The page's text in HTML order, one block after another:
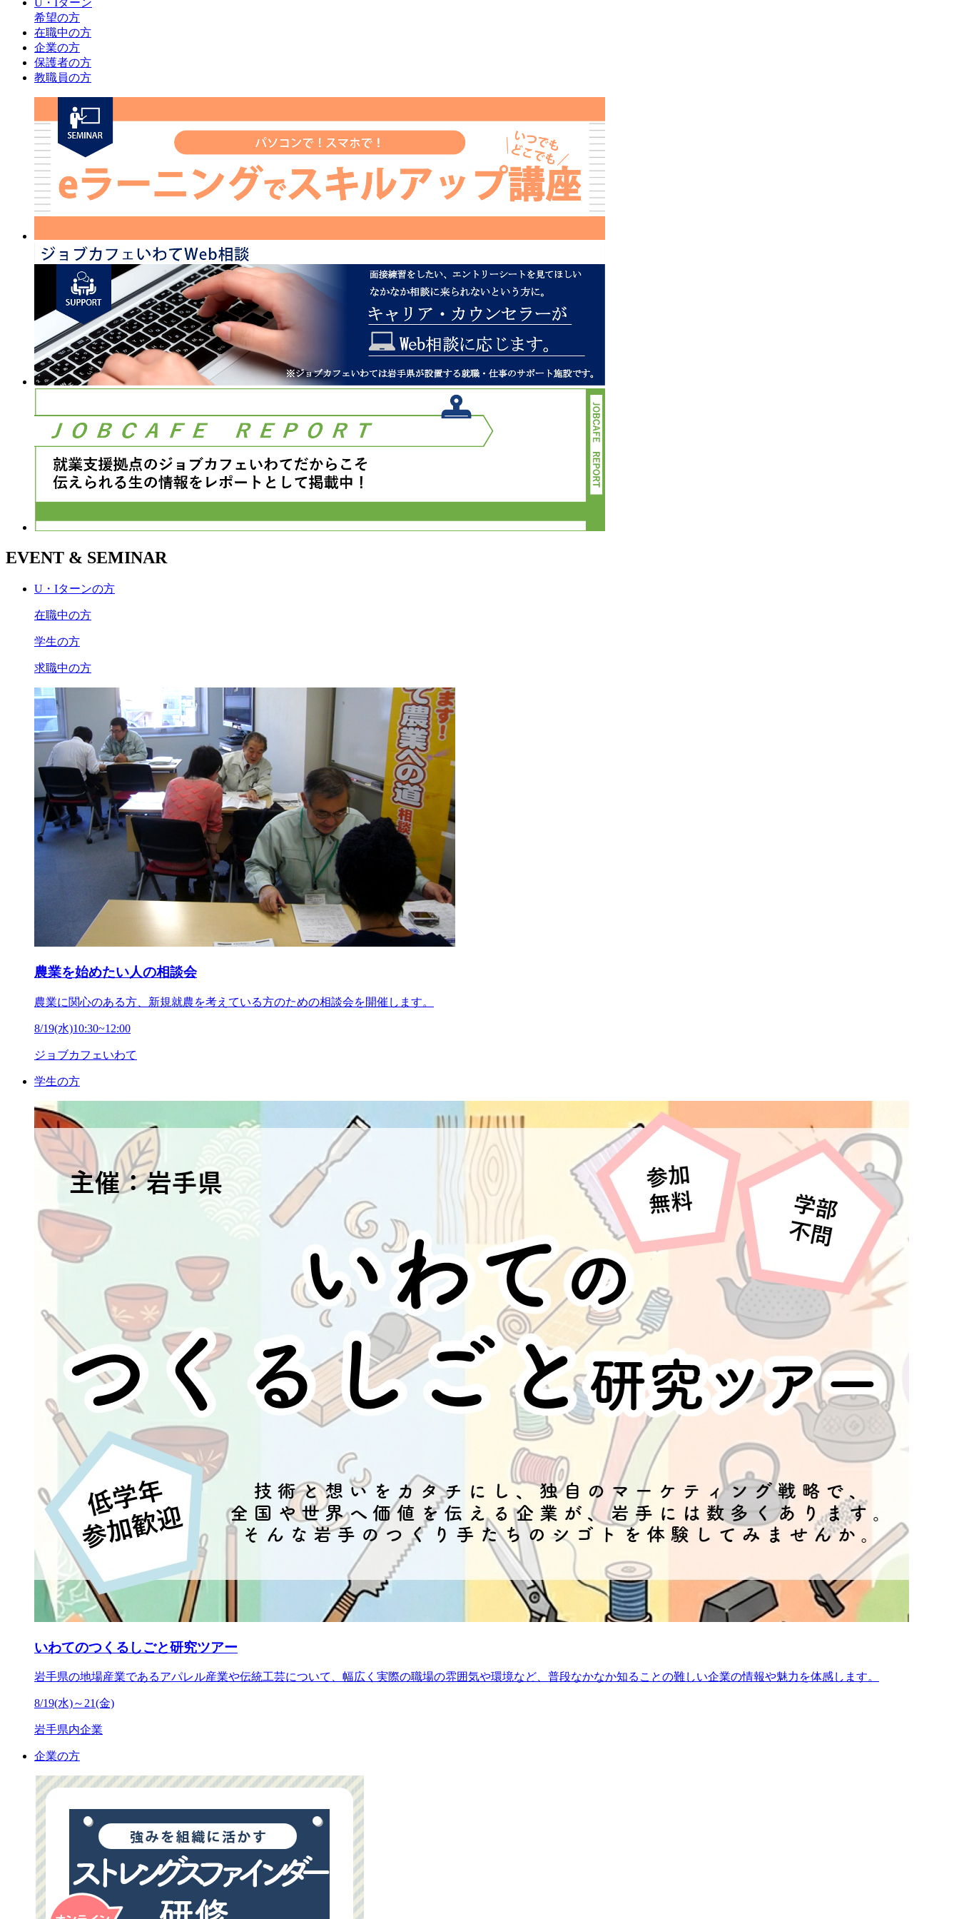
希望の方
在職中の方
企業の方
保護者の方
教職員の方
EVENT & SEMINAR
U・Iターンの方
在職中の方
学生の方
求職中の方
農業を始めたい人の相談会
農業に関心のある方、新規就農を考えている方のための相談会を開催します。
8/19(水)10:30~12:00
ジョブカフェいわて
学生の方
いわてのつくるしごと研究ツアー
岩手県の地場産業であるアパレル産業や伝統工芸について、幅広く実際の職場の雰囲気や環境など、普段なかなか知ることの難しい企業の情報や魅力を体感します。
8/19(水)～21(金)
岩手県内企業
企業の方